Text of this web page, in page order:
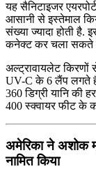
यह सैनिटाइजर
आसानी से इस्तेमाल
संख्या ज्यादा होती
कनेक्ट कर चला सकते
अल्ट्रावायलेट
UV-C के 6 लैंप लगते हैं
360 डिग्री यानि
400 स्क्वायर फीट के
अमेरिका ने अशोक
नामित किया